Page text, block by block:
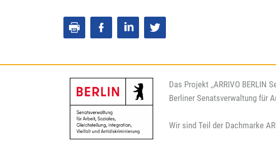
Das Projekt ‚‚ARRIVO BERLIN
Berliner Senatsverwaltung für
Wir sind Teil der Dachmarke